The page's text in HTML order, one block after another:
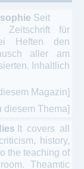
Seit
Zeitschrift für
Heften den
aller am
Inhaltlich
Magazin]
diesem Thema]
It covers all
history,
the teaching of
Theamtic